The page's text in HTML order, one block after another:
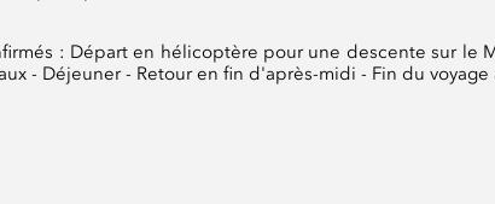
: Départ en hélicoptère pour une descente sur le
- Déjeuner - Retour en fin d'après-midi - Fin du voyage